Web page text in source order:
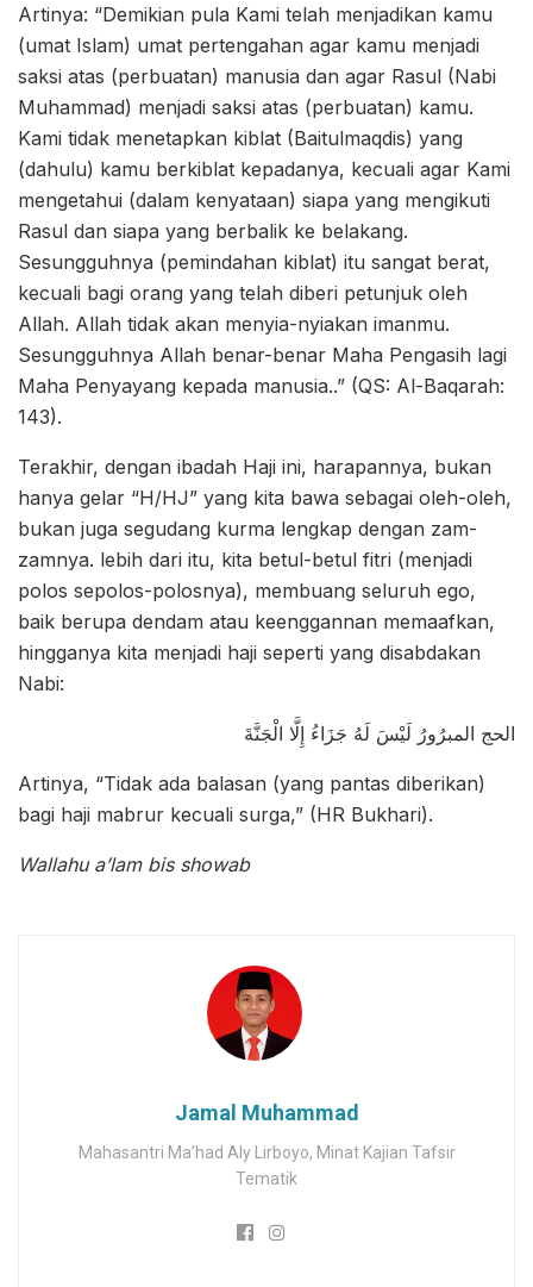
Artinya: “Demikian pula Kami telah menjadikan kamu
(umat Islam) umat pertengahan agar kamu menjadi
saksi atas (perbuatan) manusia dan agar Rasul (Nabi
Muhammad) menjadi saksi atas (perbuatan) kamu.
Kami tidak menetapkan kiblat (Baitulmaqdis) yang
(dahulu) kamu berkiblat kepadanya, kecuali agar Kami
mengetahui (dalam kenyataan) siapa yang mengikuti
Rasul dan siapa yang berbalik ke belakang.
Sesungguhnya (pemindahan kiblat) itu sangat berat,
kecuali bagi orang yang telah diberi petunjuk oleh
Allah. Allah tidak akan menyia-nyiakan imanmu.
Sesungguhnya Allah benar-benar Maha Pengasih lagi
Maha Penyayang kepada manusia..” (QS: Al-Baqarah:
143).
Terakhir, dengan ibadah Haji ini, harapannya, bukan
hanya gelar “H/HJ” yang kita bawa sebagai oleh-oleh,
bukan juga segudang kurma lengkap dengan zam-
zamnya. lebih dari itu, kita betul-betul fitri (menjadi
polos sepolos-polosnya), membuang seluruh ego,
baik berupa dendam atau keenggannan memaafkan,
hingganya kita menjadi haji seperti yang disabdakan
Nabi:
الحج المبرُورُ لَيْسَ لَهُ جَزَاءُ إِلَّا الْجَنَّةَ
Artinya, “Tidak ada balasan (yang pantas diberikan)
bagi haji mabrur kecuali surga,” (HR Bukhari).
Wallahu a’lam bis showab
Jamal Muhammad
Mahasantri Ma’had Aly Lirboyo, Minat Kajian Tafsir
Tematik